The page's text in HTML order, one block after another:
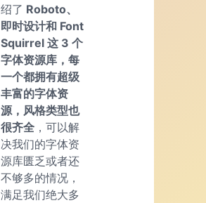
绍了 Roboto、
即时设计和 Font
Squirrel 这 3 个
字体资源库，每
一个都拥有超级
丰富的字体资
源，风格类型也
很齐全 ，可以解
决我们的字体资
源库匮乏或者还
不够多的情况，
满足我们绝大多